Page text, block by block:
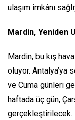
ulaşım imkânı
Mardin, Yeniden
Mardin, bu kış
oluyor. Antalya’ya
ve Cuma günleri
haftada üç gün,
gerçekleştirilecek.